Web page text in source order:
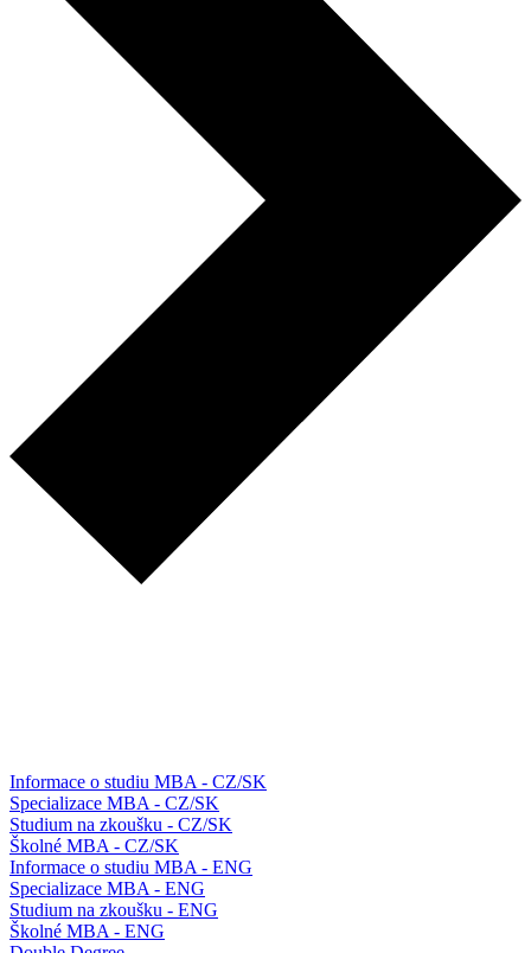
Informace o studiu MBA - CZ/SK
Specializace MBA - CZ/SK
Studium na zkoušku - CZ/SK
Školné MBA - CZ/SK
Informace o studiu MBA - ENG
Specializace MBA - ENG
Studium na zkoušku - ENG
Školné MBA - ENG